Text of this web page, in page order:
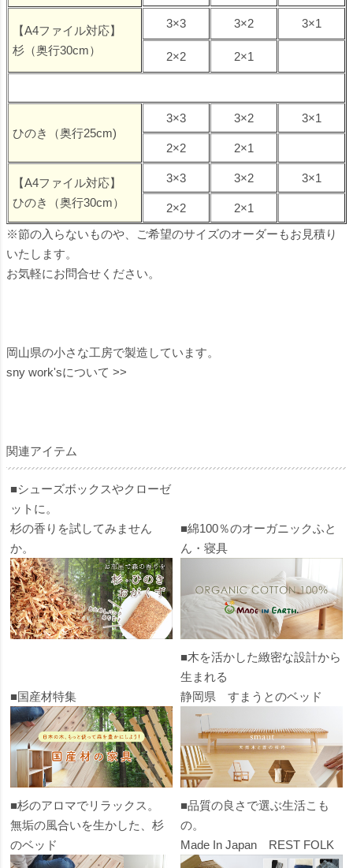
【A4ファイル対応】
杉（奥行30cm）
3×3 3×2 3×1
2×2 2×1
ひのき（奥行25cm)
3×3 3×2 3×1
2×2 2×1
【A4ファイル対応】
ひのき（奥行30cm）
3×3 3×2 3×1
2×2
2×1
※節の入らないものや、ご希望のサイズのオーダーもお見積り
いたします。
お気軽にお問合せください。
岡山県の小さな工房で製造しています。
sny work'sについて >>
関連アイテム
■シューズボックスやクローゼ
ットに。
杉の香りを試してみません
か。
■綿100％のオーガニックふと
ん・寝具
■国産材特集
■木を活かした緻密な設計から
生まれる
静岡県 すまうとのベッド
■杉のアロマでリラックス。
無垢の風合いを生かした、杉
のベッド
■品質の良さで選ぶ生活こも
の。
Made In Japan REST FOLK